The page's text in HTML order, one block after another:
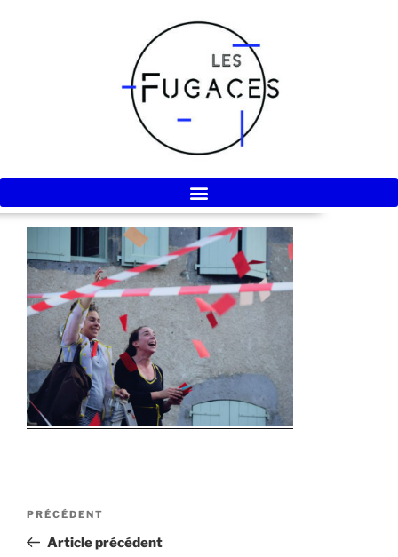
PRÉCÉDENT
Article précédent